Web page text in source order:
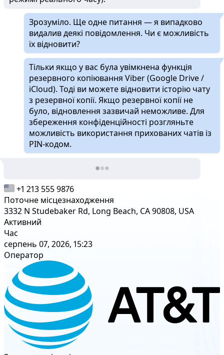
Зрозуміло. Ще одне питання — я випадково
видалив деякі повідомлення. Чи є можливість
їх відновити?
Тільки якщо у вас була увімкнена функція
резервного копіювання Viber (Google Drive /
iCloud). Тоді ви можете відновити історію чату
з резервної копії. Якщо резервної копії не
було, відновлення зазвичай неможливе. Для
збереження конфіденційності розгляньте
можливість використання прихованих чатів із
PIN-кодом.
+1 213 555 9876
Поточне місцезнаходження
3332 N Studebaker Rd, Long Beach, CA 90808, USA
Активний
Час
серпень 07, 2026, 15:23
Оператор